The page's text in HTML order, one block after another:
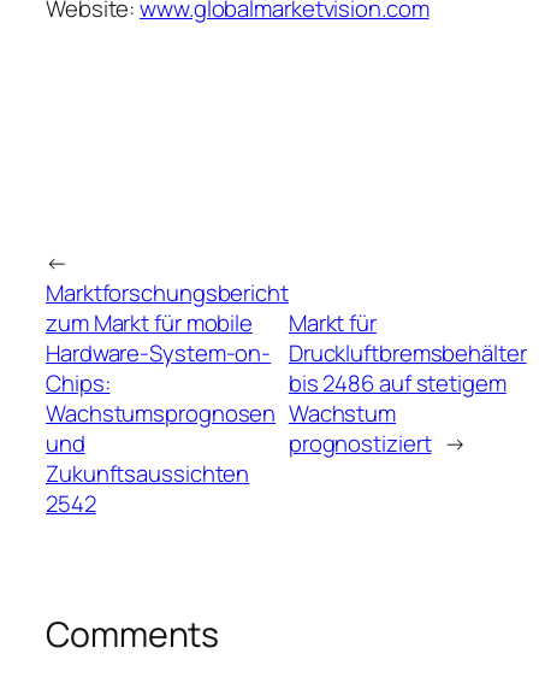
Website:www.globalmarketvision.com
←
Marktforschungsbericht
zum Markt für mobile
Hardware-System-on-
Chips:
Wachstumsprognosen
und
Zukunftsaussichten
2542
Markt für
Druckluftbremsbehälter
bis 2486 auf stetigem
Wachstum
prognostiziert →
Comments